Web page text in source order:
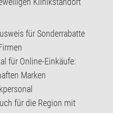
für Sonderrabatte
für Online-Einkäufe:
Marken
für die Region mit